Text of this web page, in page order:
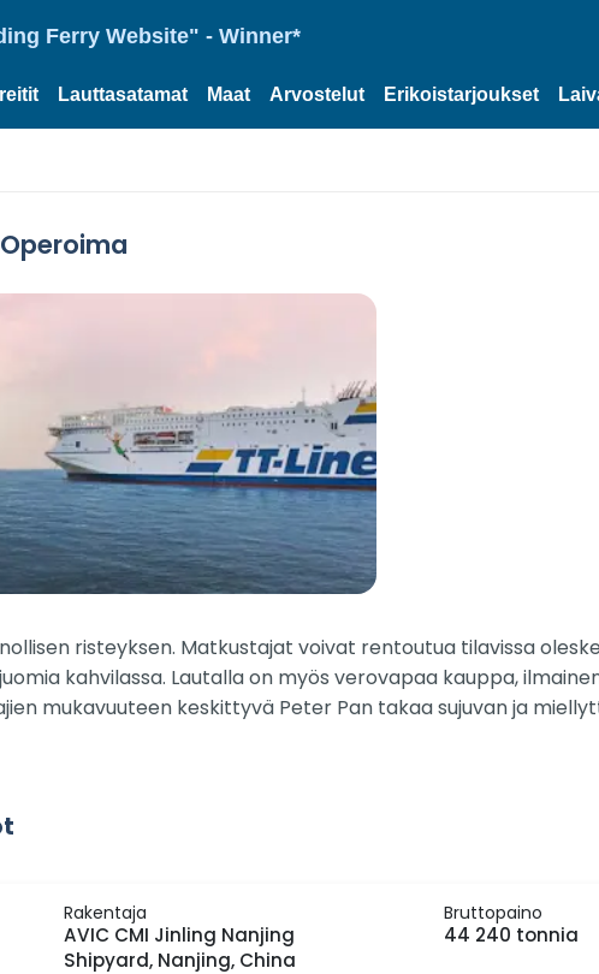
Ferry Website" - Winner*
Lauttasatamat Maat Arvostelut Erikoistarjoukset
risteyksen. Matkustajat voivat rentoutua tilavissa
kahvilassa. Lautalla on myös verovapaa kauppa,
mukavuuteen keskittyvä Peter Pan takaa sujuvan ja
Rakentaja
AVIC CMI Jinling Nanjing
Shipyard, Nanjing, China
Bruttopaino
44 240 tonnia